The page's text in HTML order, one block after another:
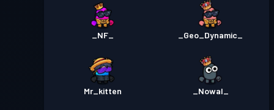
_NF_ _Geo_Dynamic_
Mr_kitten _Nowal_